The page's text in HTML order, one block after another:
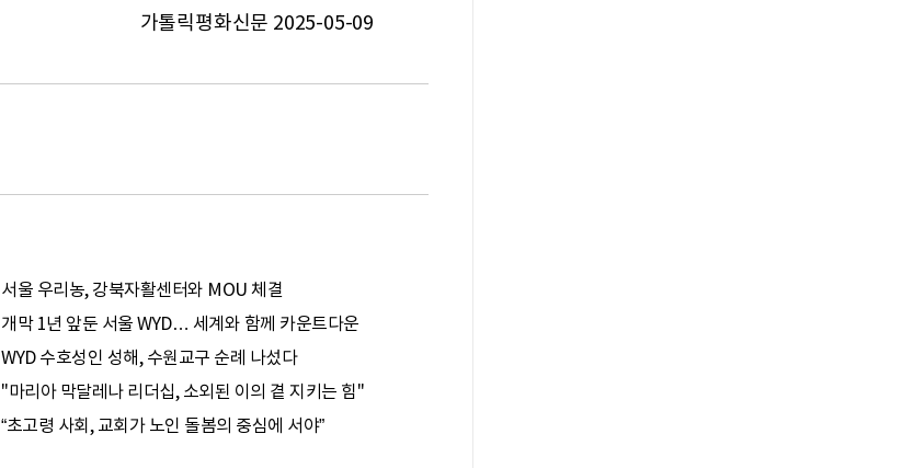
가톨릭평화신문 2025-05-09
서울 우리농, 강북자활센터와 MOU 체결
개막 1년 앞둔 서울 WYD… 세계와 함께 카운트다운
WYD 수호성인 성해, 수원교구 순례 나섰다
"마리아 막달레나 리더십, 소외된 이의 곁 지키는 힘"
“초고령 사회, 교회가 노인 돌봄의 중심에 서야”